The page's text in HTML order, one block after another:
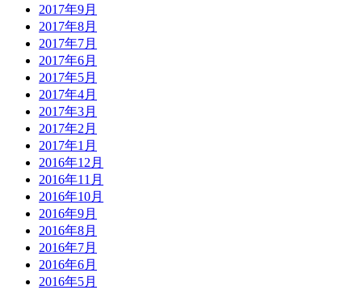
2017年9月
2017年8月
2017年7月
2017年6月
2017年5月
2017年4月
2017年3月
2017年2月
2017年1月
2016年12月
2016年11月
2016年10月
2016年9月
2016年8月
2016年7月
2016年6月
2016年5月